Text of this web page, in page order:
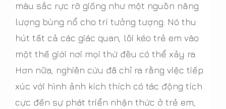
màu sắc rực rỡ giống như một nguồn năng
lượng bùng nổ cho trí tưởng tượng. Nó thu
hút tất cả các giác quan, lôi kéo trẻ em vào
một thế giới nơi mọi thứ đều có thể xảy ra.
Hơn nữa, nghiên cứu đã chỉ ra rằng việc tiếp
xúc với hình ảnh kích thích có tác động tích
cực đến sự phát triển nhận thức ở trẻ em,